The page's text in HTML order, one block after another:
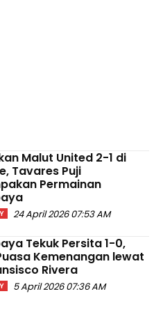
Malut United 2-1 di
Tavares Puji
Permainan
24 April 2026 07:53 AM
Tekuk Persita 1-0,
Kemenangan lewat
Rivera
5 April 2026 07:36 AM